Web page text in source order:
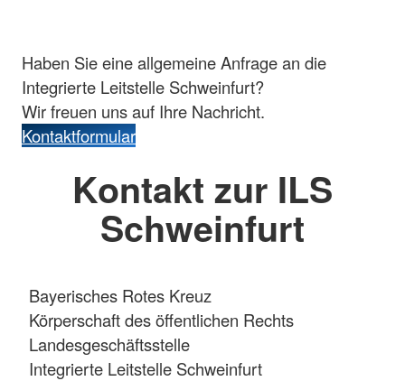
Haben Sie eine allgemeine Anfrage an die
Integrierte Leitstelle Schweinfurt?
Wir freuen uns auf Ihre Nachricht.
Kontaktformular
Kontakt zur ILS
Schweinfurt
Bayerisches Rotes Kreuz
Körperschaft des öffentlichen Rechts
Landesgeschäftsstelle
Integrierte Leitstelle Schweinfurt